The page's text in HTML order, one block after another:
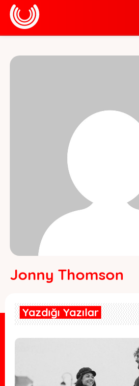
Jonny Thomson
Yazdığı Yazılar